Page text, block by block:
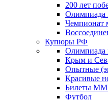
200 лет
Олимпиада
Чемпионат
Купюры РФ
Олимпиада
Крым и
Опытные
Красивые
Билеты
Футбол